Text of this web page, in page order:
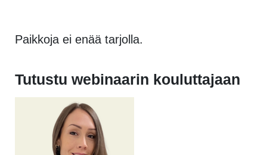
Paikkoja ei enää tarjolla.
Tutustu webinaarin kouluttajaan